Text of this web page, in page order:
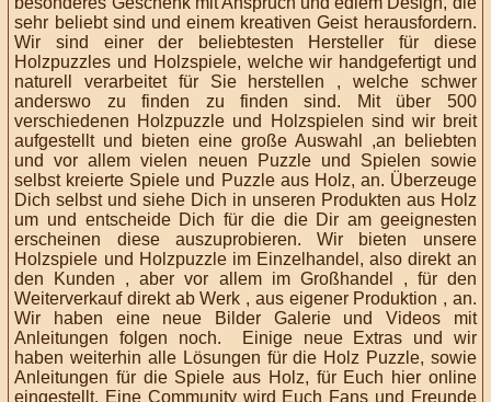
sehr beliebt sind und einem kreativen Geist herausfordern.
Wir sind einer der beliebtesten Hersteller für diese
Holzpuzzles und Holzspiele, welche wir handgefertigt und
naturell verarbeitet für Sie herstellen , welche schwer
anderswo zu finden zu finden sind.
Mit über 500
verschiedenen Holzpuzzle und Holzspielen sind wir breit
aufgestellt und bieten eine große Auswahl ,an beliebten
und vor allem vielen neuen Puzzle und Spielen sowie
selbst kreierte Spiele und Puzzle aus Holz, an. Überzeuge
Dich selbst und siehe Dich in unseren Produkten aus Holz
um und entscheide Dich für die die Dir am geeignesten
erscheinen diese auszuprobieren. Wir bieten unsere
Holzspiele und Holzpuzzle im Einzelhandel, also direkt an
den Kunden , aber vor allem im Großhandel , für den
Weiterverkauf direkt ab Werk , aus eigener Produktion , an.
Wir haben eine neue Bilder Galerie und Videos mit
Anleitungen folgen noch. Einige neue Extras und wir
haben weiterhin alle Lösungen für die Holz Puzzle, sowie
Anleitungen für die Spiele aus Holz, für Euch hier online
eingestellt. Eine Community wird Euch Fans und Freunde